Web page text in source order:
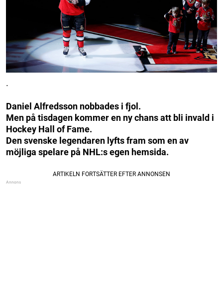
.
Daniel Alfredsson nobbades i fjol.
Men på tisdagen kommer en ny chans att bli invald i
Hockey Hall of Fame.
Den svenske legendaren lyfts fram som en av
möjliga spelare på NHL:s egen hemsida.